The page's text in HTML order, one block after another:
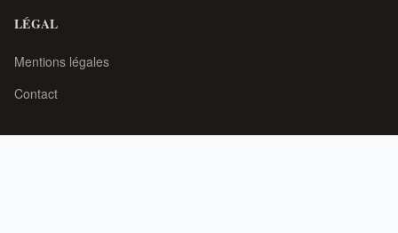
LÉGAL
Mentions légales
Contact